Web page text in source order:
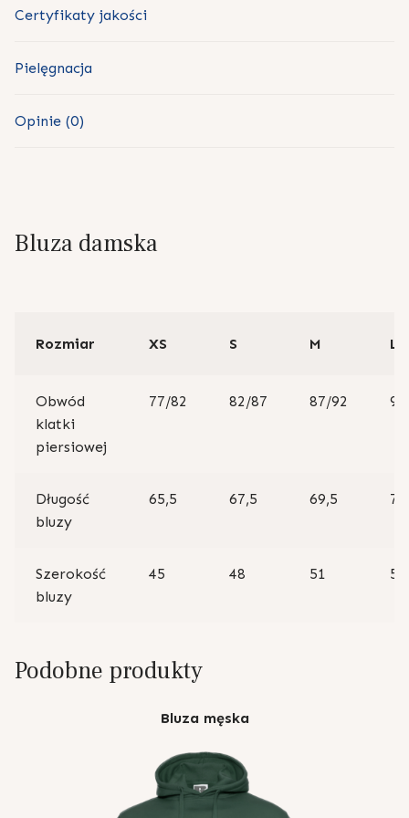
Certyfikaty jakości
Pielęgnacja
Opinie (0)
Bluza damska
Rozmiar XS S M L
Obwód
klatki
piersiowej
77/82 82/87 87/92
Długość
bluzy
65,5 67,5 69,5
Szerokość
bluzy
45 48 51 54
Podobne produkty
Bluza męska